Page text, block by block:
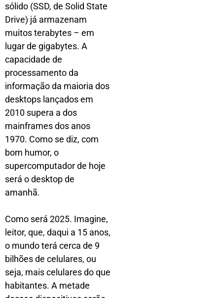
sólido (SSD, de Solid State
Drive) já armazenam
muitos terabytes – em
lugar de gigabytes. A
capacidade de
processamento da
informação da maioria dos
desktops lançados em
2010 supera a dos
mainframes dos anos
1970. Como se diz, com
bom humor, o
supercomputador de hoje
será o desktop de
amanhã.
Como será 2025. Imagine,
leitor, que, daqui a 15 anos,
o mundo terá cerca de 9
bilhões de celulares, ou
seja, mais celulares do que
habitantes. A metade